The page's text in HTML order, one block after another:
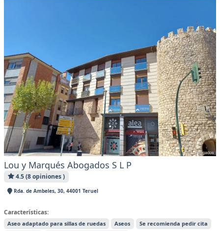
Lou y Marqués Abogados S L P
4.5 (8 opiniones )
Rda. de Ambeles, 30, 44001 Teruel
Características:
Aseo adaptado para sillas de ruedas Aseos
Se recomienda pedir cita